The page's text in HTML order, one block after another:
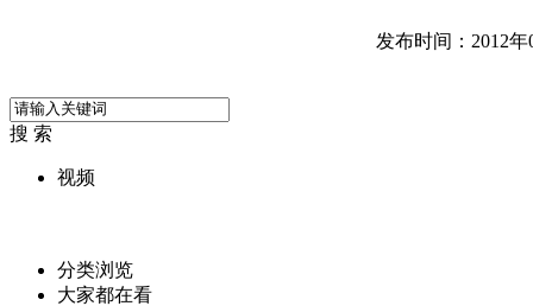
发布时间：2012年
搜 索
视频
分类浏览
大家都在看